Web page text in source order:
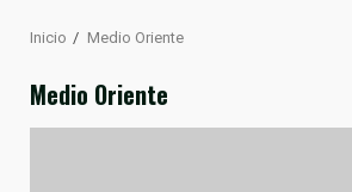
Inicio Medio Oriente
Medio Oriente